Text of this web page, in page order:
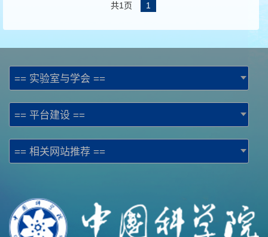
共1页 1
== 实验室与学会 ==
== 平台建设 ==
== 相关网站推荐 ==